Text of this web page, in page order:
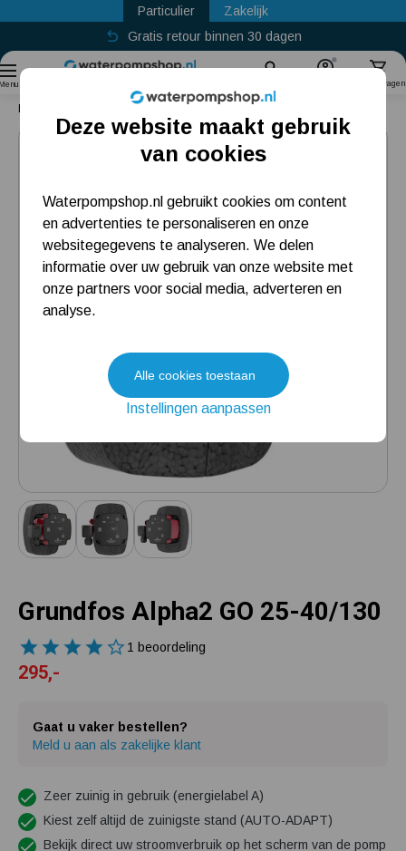
Particulier
Zakelijk
Gratis retour binnen 30 dagen
Winkelwagen
Hydrofoorpomp
Dompelpomp
Pompput
Meest gelezen blogs
Tuin besproeien? Lees hier welke tuinpomp u nodig heeft
Installatie van een beregenings- / hydrofoorpomp
Kelder / kruipruimte ondergelopen, wat nu?
Grundfos Alpha2 GO 25-40/130
1 beoordeling
295,-
Gaat u vaker bestellen?
Meld u aan als zakelijke klant
Zeer zuinig in gebruik (energielabel A)
Kiest zelf altijd de zuinigste stand (AUTO-ADAPT)
Bekijk direct uw stroomverbruik op het scherm van de pomp
Deze website maakt gebruik
van cookies
Waterpompshop.nl gebruikt cookies om content
en advertenties te personaliseren en onze
websitegegevens te analyseren. We delen
informatie over uw gebruik van onze website met
onze partners voor social media, adverteren en
analyse.
Alle cookies toestaan
Instellingen aanpassen